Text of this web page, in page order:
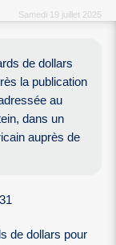
Samedi 19 juillet 2025
de dollars
la publication
au
dans un
auprès de
de dollars pour